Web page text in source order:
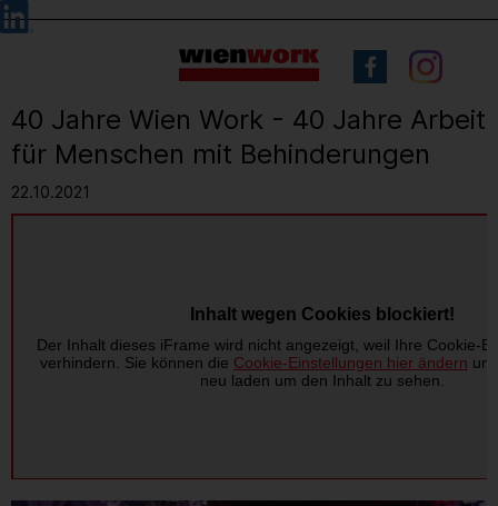
Barrierefreie
Bedienung
Sprachauswahl
40 Jahre Wien Work - 40 Jahre Arbeit
für Menschen mit Behinderungen
22.10.2021